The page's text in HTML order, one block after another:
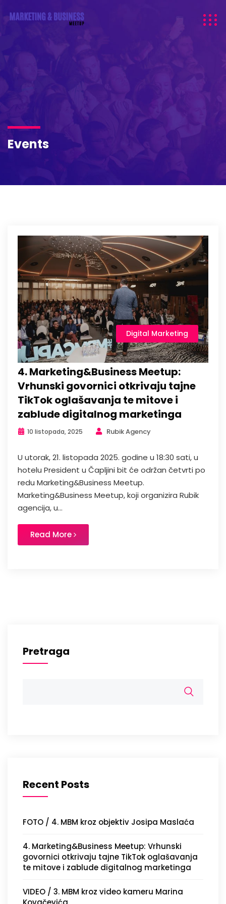
Events
Digital Marketing
4. Marketing&Business Meetup:
Vrhunski govornici otkrivaju tajne
TikTok oglašavanja te mitove i
zablude digitalnog marketinga
10 listopada, 2025 Rubik Agency
U utorak, 21. listopada 2025. godine u 18:30 sati, u
hotelu President u Čapljini bit će održan četvrti po
redu Marketing&Business Meetup.
Marketing&Business Meetup, koji organizira Rubik
agencija, u...
Read More
Pretraga
Recent Posts
FOTO / 4. MBM kroz objektiv Josipa Maslaća
4. Marketing&Business Meetup: Vrhunski
govornici otkrivaju tajne TikTok oglašavanja
te mitove i zablude digitalnog marketinga
VIDEO / 3. MBM kroz video kameru Marina